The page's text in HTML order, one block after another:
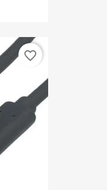
favorite_border